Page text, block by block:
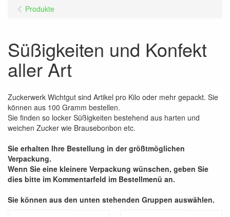
Produkte
Süßigkeiten und Konfekt
aller Art
Zuckerwerk Wichtgut sind Artikel pro Kilo oder mehr gepackt. Sie
können aus 100 Gramm bestellen.
Sie finden so locker Süßigkeiten bestehend aus harten und
weichen Zucker wie Brausebonbon etc.
Sie erhalten Ihre Bestellung in der größtmöglichen
Verpackung.
Wenn Sie eine kleinere Verpackung wünschen, geben Sie
dies bitte im Kommentarfeld im Bestellmenü an.
Sie können aus den unten stehenden Gruppen auswählen.